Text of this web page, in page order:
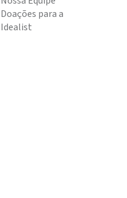
Doações para a
Idealist